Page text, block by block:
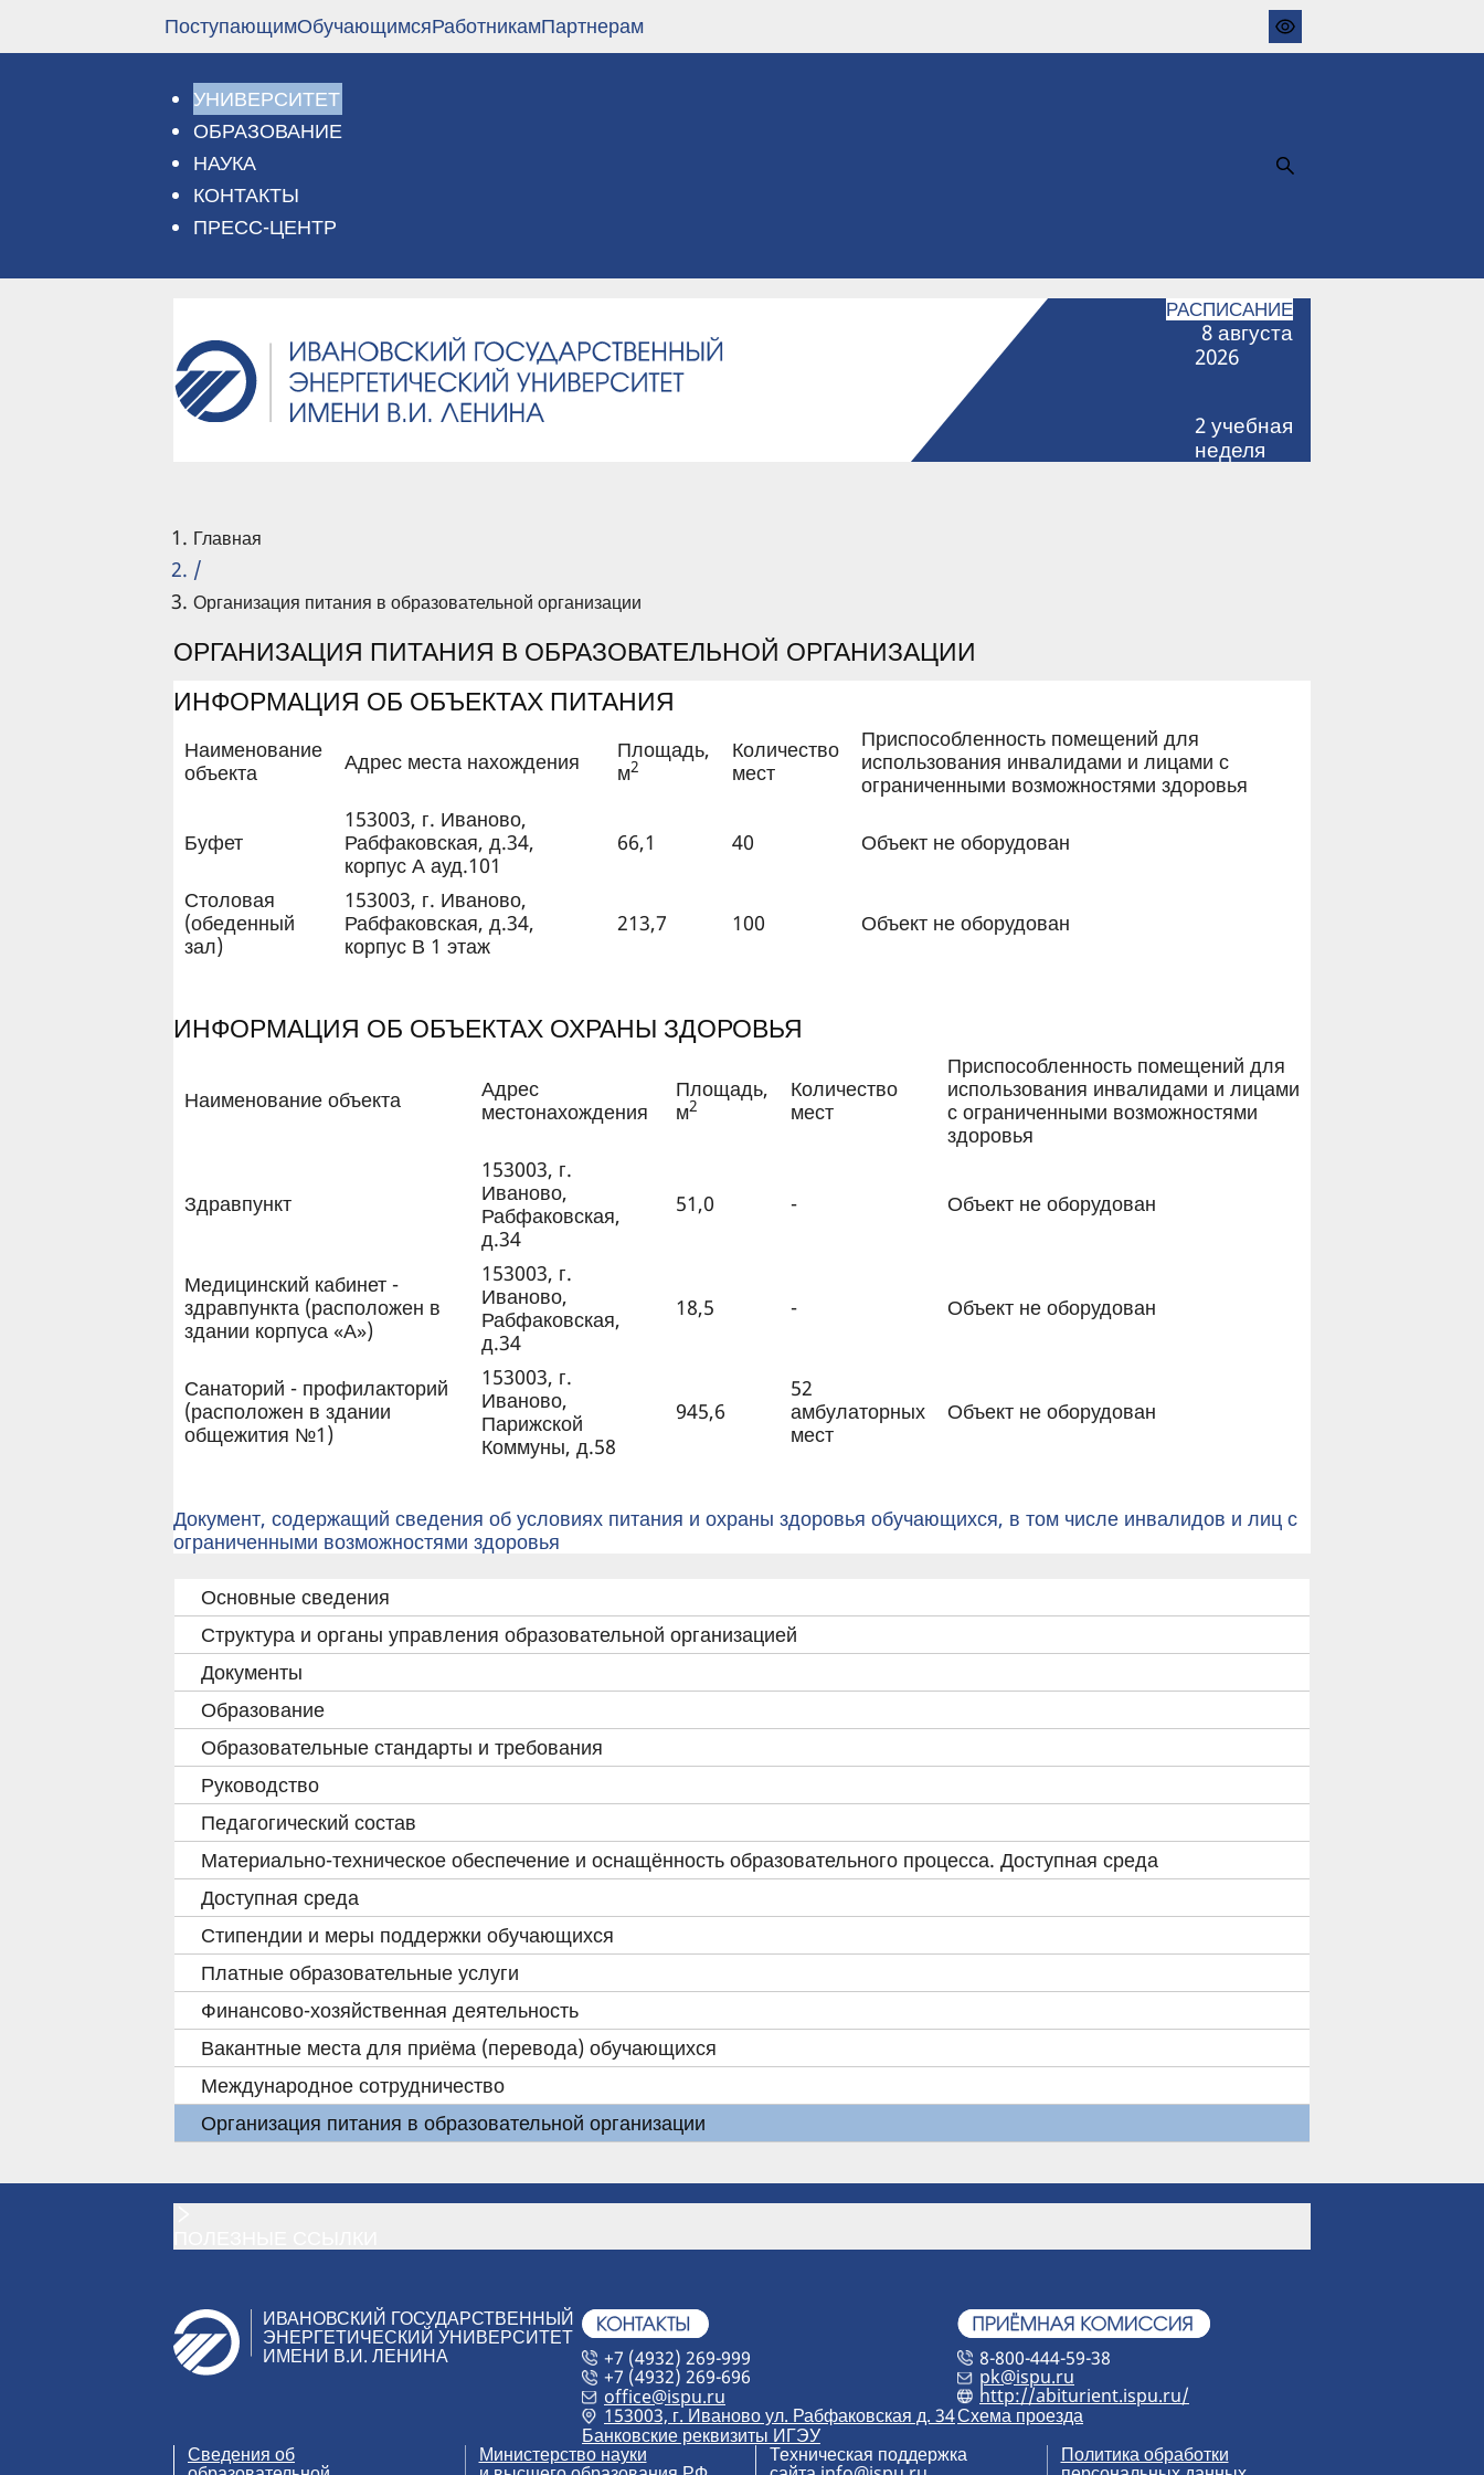
основному
ПоступающимОбучающимсяРаботникамПартнерам
УНИВЕРСИТЕТ
ОБРАЗОВАНИЕ
НАУКА
КОНТАКТЫ
ПРЕСС-ЦЕНТР
РАСПИСАНИЕ
8августа
2026
2учебная
неделя
Главная
/
Организация питания в образовательной организации
ОРГАНИЗАЦИЯ ПИТАНИЯ В ОБРАЗОВАТЕЛЬНОЙ ОРГАНИЗАЦИИ
ИНФОРМАЦИЯ ОБ ОБЪЕКТАХ ПИТАНИЯ
Наименование
объекта
Адрес места нахождения
Площадь,
м2
Количество
мест
Приспособленность помещений для
использования инвалидами и лицами с
ограниченными возможностями здоровья
Буфет
153003, г. Иваново,
Рабфаковская, д.34,
корпус А ауд.101
66,1 40 Объект не оборудован
Столовая
(обеденный
зал)
153003, г. Иваново,
Рабфаковская, д.34,
корпус В 1 этаж
213,7 100 Объект не оборудован
ИНФОРМАЦИЯ ОБ ОБЪЕКТАХ ОХРАНЫ ЗДОРОВЬЯ
Наименование объекта
Адрес
местонахождения
Площадь,
м2
Количество
мест
Приспособленность помещений для
использования инвалидами и лицами
с ограниченными возможностями
здоровья
Здравпункт
153003, г.
Иваново,
Рабфаковская,
д.34
51,0 - Объект не оборудован
Медицинский кабинет -
здравпункта (расположен в
здании корпуса «А»)
153003, г.
Иваново,
Рабфаковская,
д.34
18,5 - Объект не оборудован
Санаторий - профилакторий
(расположен в здании
общежития №1)
153003, г.
Иваново,
Парижской
Коммуны, д.58
945,6
52
амбулаторных
мест
Объект не оборудован
Документ, содержащий сведения об условиях питания и охраны здоровья обучающихся, в том числе инвалидов и лиц с
ограниченными возможностями здоровья
Основные сведения
Структура и органы управления образовательной организацией
Документы
Образование
Образовательные стандарты и требования
Руководство
Педагогический состав
Материально-техническое обеспечение и оснащённость образовательного процесса. Доступная среда
Доступная среда
Стипендии и меры поддержки обучающихся
Платные образовательные услуги
Финансово-хозяйственная деятельность
Вакантные места для приёма (перевода) обучающихся
Международное сотрудничество
Организация питания в образовательной организации
ИВАНОВСКИЙ ГОСУДАРСТВЕННЫЙ
ЭНЕРГЕТИЧЕСКИЙ УНИВЕРСИТЕТ
ИМЕНИ В.И. ЛЕНИНА
+7 (4932) 269-999
+7 (4932) 269-696
office@ispu.ru
153003, г. Иваново ул. Рабфаковская д. 34
Банковские реквизиты ИГЭУ
8-800-444-59-38
pk@ispu.ru
http://abiturient.ispu.ru/
Схема проезда
Сведения об
Министерство науки Техническая поддержка Политика обработки